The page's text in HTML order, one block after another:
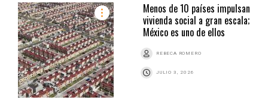
Menos de 10 países impulsan
vivienda social a gran escala;
México es uno de ellos
REBECA ROMERO
JULIO 3, 2026